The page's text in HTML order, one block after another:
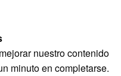
nuestro contenido
minuto en completarse.